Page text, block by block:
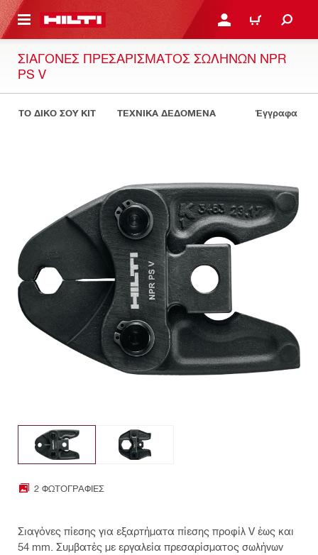
ΕΛΕΓΞΕΙΣ ΤΟ ΠΑΚΕΤΟ ΠΟΥ ΕΧΕΙΣ ΦΤΙΑΞΕΙ ΚΆΝΕ ΣΎΝΔΕΣΗ Ή
ΚΑΛΆΘΙ
ΣΙΑΓΌΝΕΣ ΠΡΕΣΑΡΊΣΜΑΤΟΣ ΣΩΛΉΝΩΝ NPR
PS V
ΤΟ ΔΙΚΟ ΣΟΥ KIT ΤΕΧΝΙΚΑ ΔΕΔΟΜΕΝΑ Έγγραφα
2 ΦΩΤΟΓΡΑΦΊΕΣ
Σιαγόνες πίεσης για εξαρτήματα πίεσης προφίλ V έως και
54 mm. Συμβατές με εργαλεία πρεσαρίσματος σωλήνων